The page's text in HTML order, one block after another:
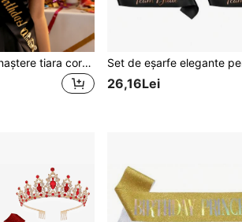
2 buc/set ziua de naștere tiara coroana eșarfă femei 16 18 21 30 40 50 60 70 80 La mulți ani 16 18 21 30 40 50 60 70 80 decorațiuni petrecere de ziua de naștere cadouri favoruri
26,16Lei